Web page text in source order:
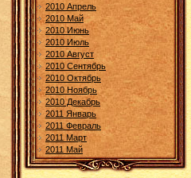
2010 Апрель
2010 Май
2010 Июнь
2010 Июль
2010 Август
2010 Сентябрь
2010 Октябрь
2010 Ноябрь
2010 Декабрь
2011 Январь
2011 Февраль
2011 Март
2011 Май